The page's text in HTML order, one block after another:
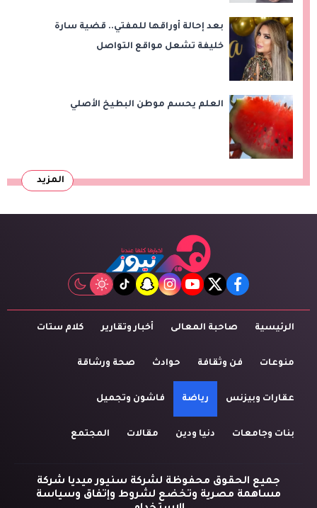
بعد إحالة أوراقها للمفتي.. قضية سارة
خليفة تشعل مواقع التواصل
العلم يحسم موطن البطيخ الأصلي
المزيد
facebook
twitter
youtube
instagram
snapchat
tiktok
الرئيسية صاحبة المعالى أخبار وتقارير كلام ستات
منوعات فن وثقافة حوادث صحة ورشاقة
عقارات وبيزنس رياضة فاشون وتجميل
بنات وجامعات دنيا ودين مقالات المجتمع
جميع الحقوق محفوظة لشركة سنيور ميديا شركة
مساهمة مصرية وتخضع لشروط وإتفاق وسياسة